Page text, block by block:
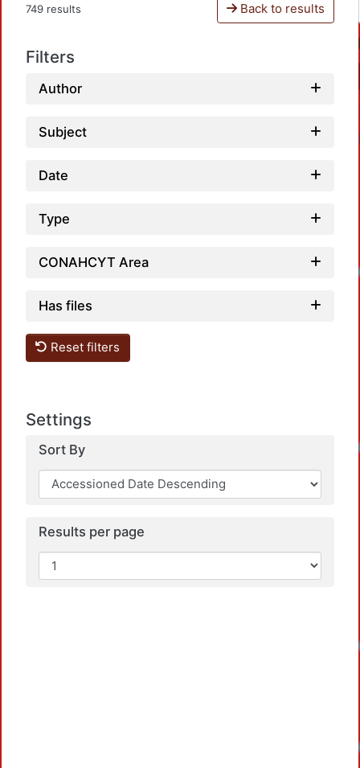
749 results Back to results
Filters
Author
Subject
Date
Type
CONAHCYT Area
Has files
Reset filters
Settings
Sort By
Results per page